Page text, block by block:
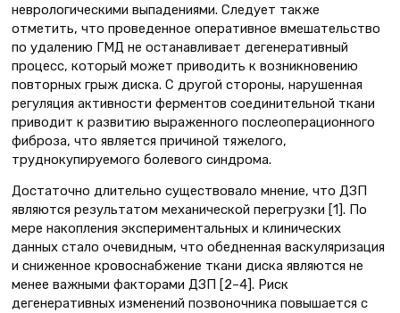
неврологическими выпадениями. Следует также
отметить, что проведенное оперативное вмешательство
по удалению ГМД не останавливает дегенеративный
процесс, который может приводить к возникновению
повторных грыж диска. С другой стороны, нарушенная
регуляция активности ферментов соединительной ткани
приводит к развитию выраженного послеоперационного
фиброза, что является причиной тяжелого,
труднокупируемого болевого синдрома.
Достаточно длительно существовало мнение, что ДЗП
являются результатом механической перегрузки [1]. По
мере накопления экспериментальных и клинических
данных стало очевидным, что обедненная васкуляризация
и сниженное кровоснабжение ткани диска являются не
менее важными факторами ДЗП [2–4]. Риск
дегенеративных изменений позвоночника повышается с